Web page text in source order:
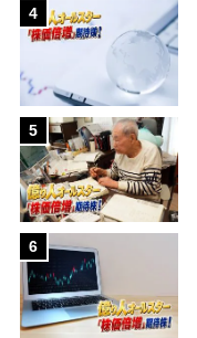
4
5
6